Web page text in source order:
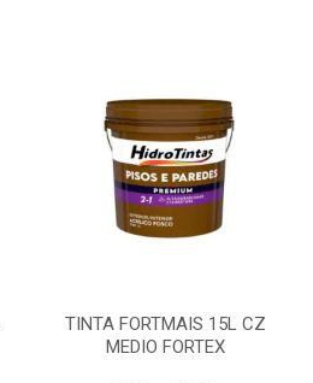
TINTA FORTMAIS 15L CZ
MEDIO FORTEX